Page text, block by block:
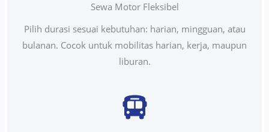
Sewa Motor Fleksibel
Pilih durasi sesuai kebutuhan: harian, mingguan, atau
bulanan. Cocok untuk mobilitas harian, kerja, maupun
liburan.